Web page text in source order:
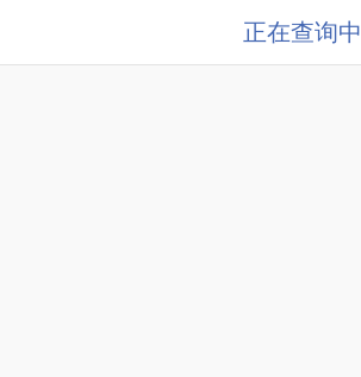
正在查询中